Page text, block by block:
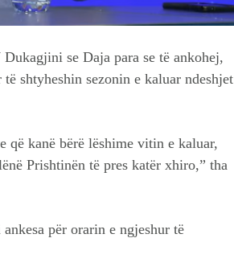
se Daja para se të ankohej,
shtyheshin sezonin e kaluar ndeshjet
që kanë bërë lëshime vitin e kaluar,
Prishtinën të pres katër xhiro,” tha
për orarin e ngjeshur të